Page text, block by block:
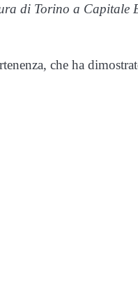
di Torino a Capitale
che ha